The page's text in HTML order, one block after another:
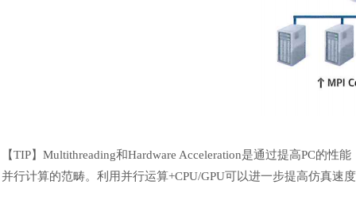
【TIP】 Multithreading和Hardware Acceleration是通过提高PC的性
并行计算的范畴。利用并行运算+CPU/GPU可以进一步提高仿真速